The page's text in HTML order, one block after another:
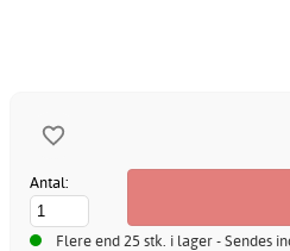
Antal:
Flere end 25 stk. i lager - Sendes